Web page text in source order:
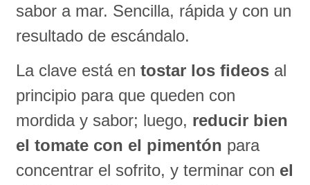
sabor a mar. Sencilla, rápida y con un
resultado de escándalo.
La clave está entostar los fideos al
principio para que queden con
mordida y sabor; luego, reducir bien
el tomate con el pimentón para
concentrar el sofrito, y terminar con el